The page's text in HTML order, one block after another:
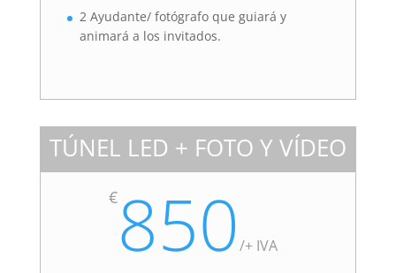
2 Ayudante/ fotógrafo que guiará y
animará a los invitados.
TÚNEL LED + FOTO Y VÍDEO
€850/+ IVA